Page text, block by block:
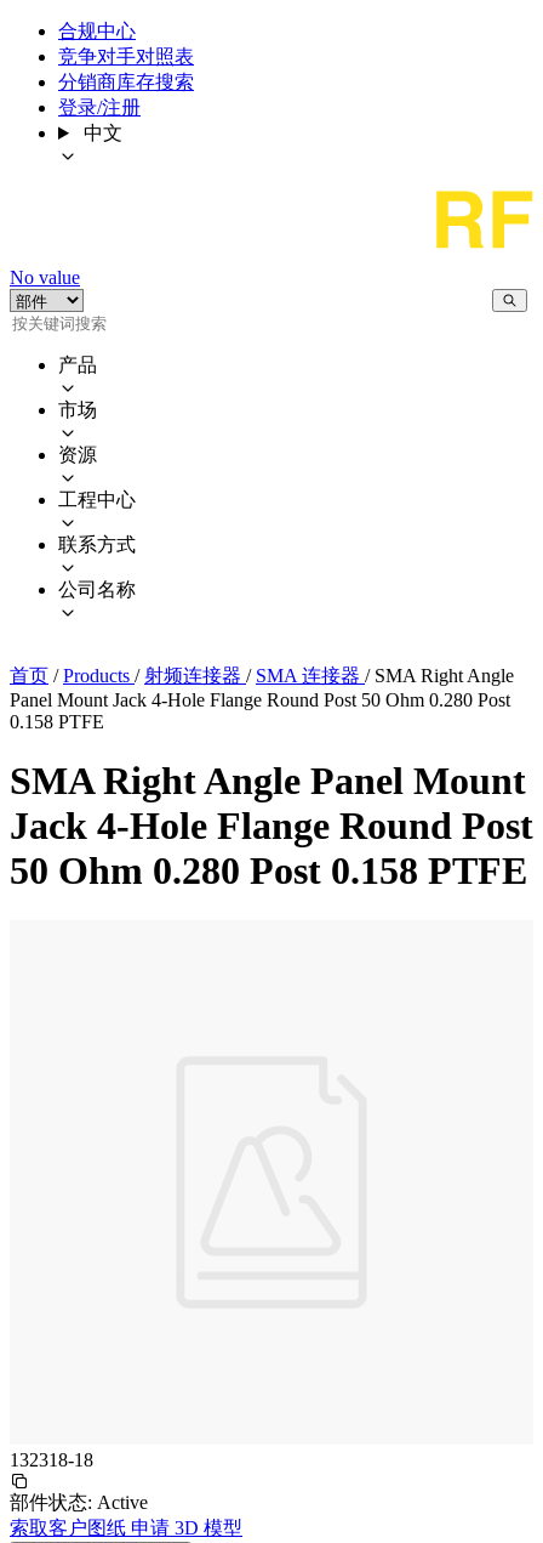
合规中心
竞争对手对照表
分销商库存搜索
登录/注册
中文
No value
产品
市场
资源
工程中心
联系方式
公司名称
首页 / Products / 射频连接器 / SMA 连接器 / SMA Right Angle
Panel Mount Jack 4-Hole Flange Round Post 50 Ohm 0.280 Post
0.158 PTFE
SMA Right Angle Panel Mount
Jack 4-Hole Flange Round Post
50 Ohm 0.280 Post 0.158 PTFE
132318-18
部件状态: Active
索取客户图纸 申请 3D 模型